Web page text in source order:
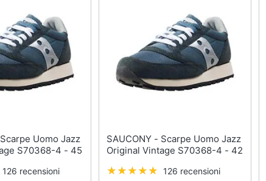
vista
sole
Pantaloni
Vedi tutti
Orologi
Orologi
S70368-4 - 45
126 recensioni
SAUCONY - Scarpe Uomo Jazz
Original Vintage S70368-4 - 42
126 recensioni